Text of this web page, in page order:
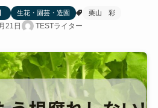
生花・園芸・造園 栗山 彩
21日 TESTライター